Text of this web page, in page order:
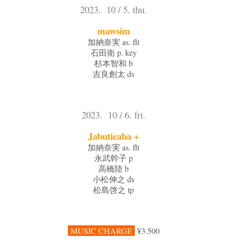
2023. 10 / 5. thu.
mawsim
加納奈実 as. flt
石田衛 p. key
杉本智和 b
吉良創太 ds
2023. 10 / 6. fri.
Jabuticaba +
加納奈実 as. flt
永武幹子 p
高橋陸 b
小松伸之 ds
松島啓之 tp
MUSIC CHARGE ¥3.500